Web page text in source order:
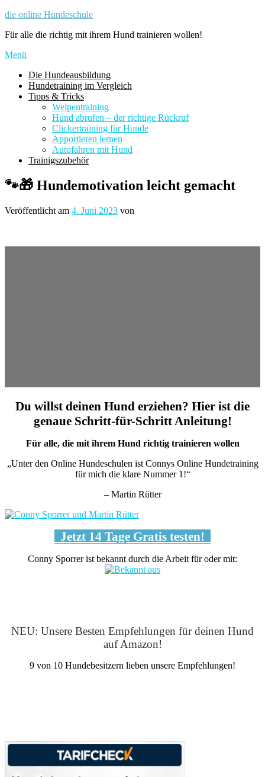
Zum
springen
die online Hundeschule
Für alle die richtig mit ihrem Hund trainieren wollen!
Menü
Die Hundeausbildung
Hundetraining im Vergleich
Tipps & Tricks
Welpentraining
Hund abrufen – der richtige Rückruf
Clickertraining für Hunde
Apportieren lernen
Autofahren mit Hund
Trainigszubehör
🐾🎁 Hundemotivation leicht gemacht
Veröffentlicht am 4. Juni 2023 von
Du willst deinen Hund erziehen? Hier ist die
genaue Schritt-für-Schritt Anleitung!
Für alle, die mit ihrem Hund richtig trainieren wollen
„Unter den Online Hundeschulen ist Connys Online Hundetraining
für mich die klare Nummer 1!“
– Martin Rütter
Jetzt 14 Tage Gratis testen!
Conny Sporrer ist bekannt durch die Arbeit für oder mit:
NEU: Unsere Besten Empfehlungen für deinen Hund
auf Amazon!
9 von 10 Hundebesitzern lieben unsere Empfehlungen!